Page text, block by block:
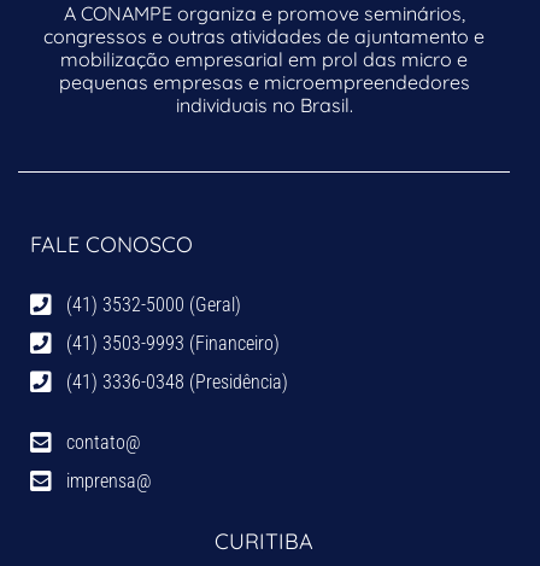
A CONAMPE organiza e promove seminários,
congressos e outras atividades de ajuntamento e
mobilização empresarial em prol das micro e
pequenas empresas e microempreendedores
individuais no Brasil.
FALE CONOSCO
(41) 3532-5000 (Geral)
(41) 3503-9993 (Financeiro)
(41) 3336-0348 (Presidência)
contato@
imprensa@
CURITIBA